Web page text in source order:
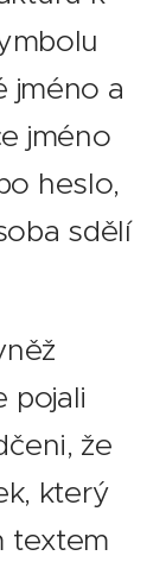
jméno a
jméno
heslo,
sdělí
pojali
že
který
textem